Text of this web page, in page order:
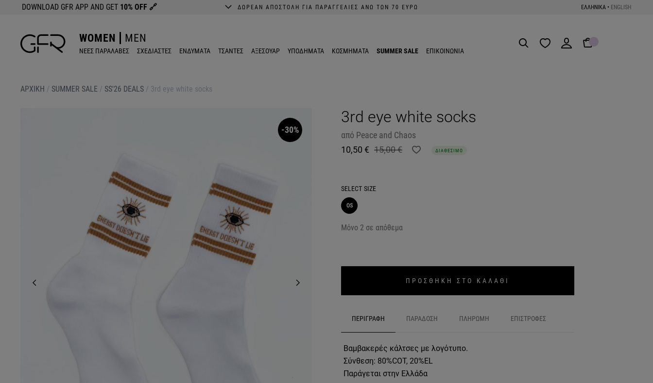
DOWNLOAD GFR APP AND GET 10% OFF 🔗 ΔΩΡΕΑΝ ΑΠΟΣΤΟΛΗ ΓΙΑ ΠΑΡΑΓΓΕΛΙΕΣ ΑΝΩ ΤΩΝ 70 ΕΥΡΩ ΕΛΛΗΝΙΚΑ • ENGLISH
WOMEN MEN
ΝΕΕΣ ΠΑΡΑΛΑΒΕΣ ΣΧΕΔΙΑΣΤΕΣ ΕΝΔΥΜΑΤΑ ΤΣΑΝΤΕΣ ΑΞΕΣΟΥΑΡ ΥΠΟΔΗΜΑΤΑ ΚΟΣΜΗΜΑΤΑ SUMMER SALE ΕΠΙΚΟΙΝΩΝΙΑ
ΑΡΧΙΚΉ / SUMMER SALE / SS'26 DEALS / 3rd eye white socks
-30%
3rd eye white socks
από Peace and Chaos
10,50 € 15,00 € ΔΙΑΘΕΣΙΜΟ
SELECT SIZE
OS
Μόνο 2 σε απόθεμα
ΠΡΟΣΘΗΚΗ ΣΤΟ ΚΑΛΑΘΙ
ΠΕΡΙΓΡΑΦΗ ΠΑΡΑΔΟΣΗ ΠΛΗΡΩΜΗ ΕΠΙΣΤΡΟΦΕΣ
Βαμβακερές κάλτσες με λογότυπο.
Σύνθεση: 80%COT, 20%EL
Παράγεται στην Ελλάδα